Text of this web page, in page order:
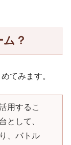
？
てみます。
用するこ
として、
、バトル